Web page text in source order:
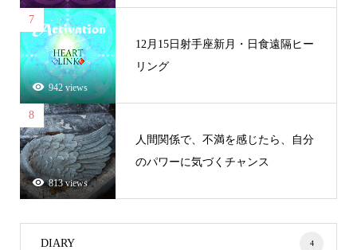
7
942 views
12月15日射手座新月・日食遠隔ヒー
リング
8
813 views
人間関係で、不満を感じたら、自分
のパワーに気づくチャンス
DIARY 4